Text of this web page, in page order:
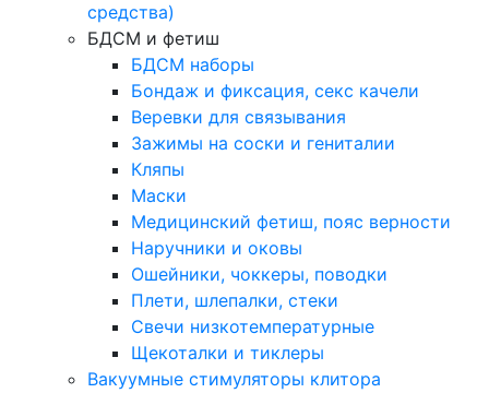
средства)
БДСМ и фетиш
БДСМ наборы
Бондаж и фиксация, секс качели
Веревки для связывания
Зажимы на соски и гениталии
Кляпы
Маски
Медицинский фетиш, пояс верности
Наручники и оковы
Ошейники, чоккеры, поводки
Плети, шлепалки, стеки
Свечи низкотемпературные
Щекоталки и тиклеры
Вакуумные стимуляторы клитора